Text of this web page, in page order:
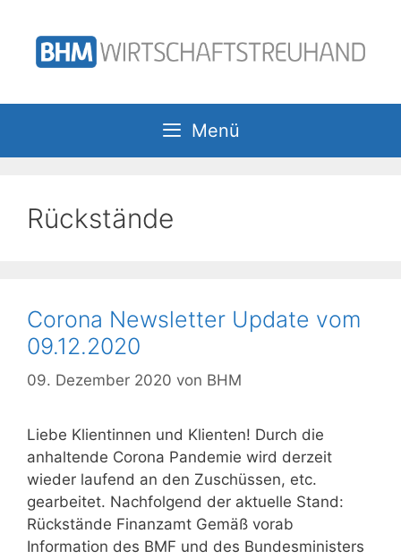
Inhalt
springen
Menü
Rückstände
Corona Newsletter Update vom
09.12.2020
09. Dezember 2020 von BHM
Liebe Klientinnen und Klienten! Durch die
anhaltende Corona Pandemie wird derzeit
wieder laufend an den Zuschüssen, etc.
gearbeitet. Nachfolgend der aktuelle Stand:
Rückstände Finanzamt Gemäß vorab
Information des BMF und des Bundesministers